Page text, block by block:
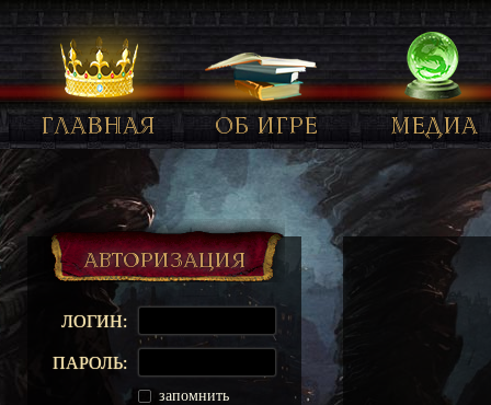
главная об игре медиа
Авторизация
ЛОГИН:
ПАРОЛЬ:
запомнить